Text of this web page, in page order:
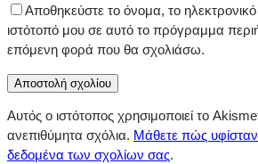
Αποθηκεύστε το όνομα, το ηλεκτρονικό
ιστότοπό μου σε αυτό το πρόγραμμα
επόμενη φορά που θα σχολιάσω.
Αυτός ο ιστότοπος χρησιμοποιεί το
ανεπιθύμητα σχόλια. Μάθετε πώς
δεδομένα των σχολίων σας.